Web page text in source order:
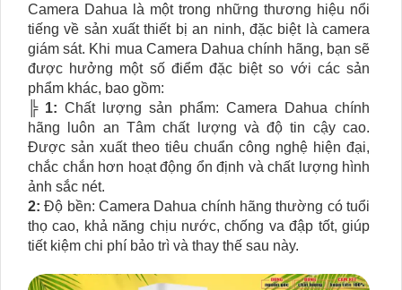
Camera Dahua là một trong những thương hiệu nổi
tiếng về sản xuất thiết bị an ninh, đặc biệt là camera
giám sát. Khi mua Camera Dahua chính hãng, bạn sẽ
được hưởng một số điểm đặc biệt so với các sản
phẩm khác, bao gồm:
╠ 1: Chất lượng sản phẩm: Camera Dahua chính
hãng luôn an Tâm chất lượng và độ tin cậy cao.
Được sản xuất theo tiêu chuẩn công nghệ hiện đại,
chắc chắn hơn hoạt động ổn định và chất lượng hình
ảnh sắc nét.
2: Độ bền: Camera Dahua chính hãng thường có tuổi
thọ cao, khả năng chịu nước, chống va đập tốt, giúp
tiết kiệm chi phí bảo trì và thay thế sau này.